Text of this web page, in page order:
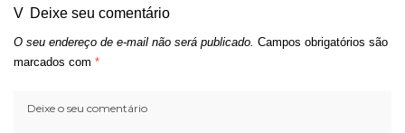
Deixe seu comentário
O seu endereço de e-mail não será publicado. Campos obrigatórios são
marcados com *